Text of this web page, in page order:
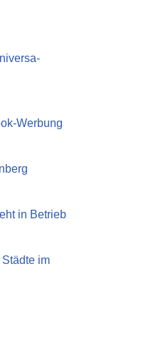
Werbung
in Betrieb
im